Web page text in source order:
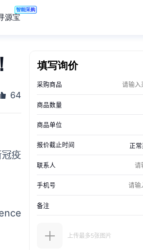
源宝
智能采购
64
疫
填写询价